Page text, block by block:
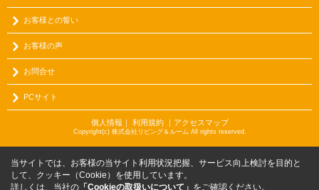
お客様との誓い
お客様の声
お問合せ
PCサイト
個人情報 利用規約｜ アクセスマップ
Copyright(c) 株式会社リビング＆ルーム All rights reserved.
当サイトでは、お客様の当サイト利用状況把握、サービス向上検討を目的と
して、クッキー（Cookie）を使用しています。
詳しくは、当社の 「Cookieの取扱いについて」 をご確認ください。